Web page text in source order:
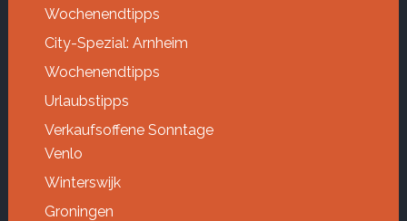
Wochenendtipps
City-Spezial: Arnheim
Wochenendtipps
Urlaubstipps
Verkaufsoffene Sonntage
Venlo
Winterswijk
Groningen